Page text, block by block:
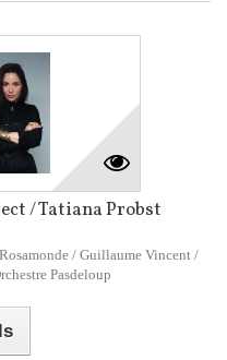
/ Tatiana Probst
/ Guillaume Vincent /
Pasdeloup